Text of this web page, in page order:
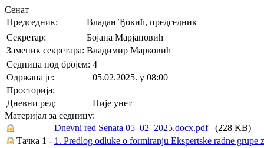
Сенат
Председник:
Владан Ђокић, председник
Секретар:
Бојана Марјановић
Заменик секретара: Владимир Марковић
Седница под бројем: 4
Oдржана je:
05.02.2025. у 08:00
Просторија:
Дневни ред:
Није унет
Материјал за седницу:
Dnevni red Senata 05_02_2025.docx.pdf
(228 KB)
Тачка 1 - 1. Predlog odluke o formiranju Ekspertske radne